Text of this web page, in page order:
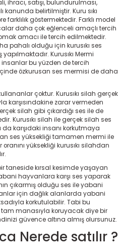
ihracı, satışı, bulundurulması,
kanunda belirtilmiştir. Kuru sıkı
farklılık göstermektedir. Farklı model
daha çok eğlenceli amaçlı tercih
amacı ile tercih edilmektedir.
pahalı olduğu için kurusıkı ses
Kurusıkı Mermi
bu yüzden de tercih
özkurusan ses mermisi de daha
çoktur. Kurusıkı silah gerçek
karşısındakine zarar vermeden
silah gibi çıkardığı ses ile de
Kurusıkı silah ile gerçek silah ses
da karşıdaki insanı korkutmaya
ses yüksekliği tamamen mermi ile
yüksekliği kurusıkı silahdan
taneside kırsal kesimde yaşayan
hayvanlara karşı ses yaparak
çıkarmış olduğu ses ile yabani
için dağlık alanlarda yabani
korkutulabilir. Tabi bu
manasıyla koruyacak diye bir
güvence altına almış olursunuz.
Nerede satılır ?